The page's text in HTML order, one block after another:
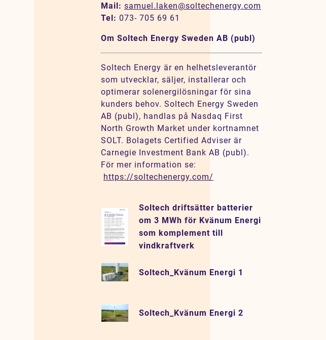
Mail: samuel.laken@soltechenergy.com
Tel: 073- 705 69 61
Om Soltech Energy Sweden AB (publ)
Soltech Energy är en helhetsleverantör
som utvecklar, säljer, installerar och
optimerar solenergilösningar för sina
kunders behov. Soltech Energy Sweden
AB (publ), handlas på Nasdaq First
North Growth Market under kortnamnet
SOLT. Bolagets Certified Adviser är
Carnegie Investment Bank AB (publ).
För mer information se:
https://soltechenergy.com/
Soltech driftsätter batterier
om 3 MWh för Kvänum Energi
som komplement till
vindkraftverk
Soltech_Kvänum Energi 1
Soltech_Kvänum Energi 2